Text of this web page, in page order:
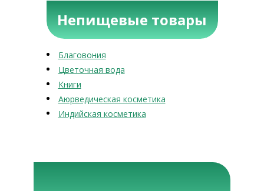
Непищевые товары
Благовония
Цветочная вода
Книги
Аюрведическая косметика
Индийская косметика